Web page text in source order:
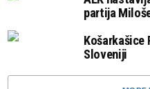
partija
Košarkašice
Sloveniji